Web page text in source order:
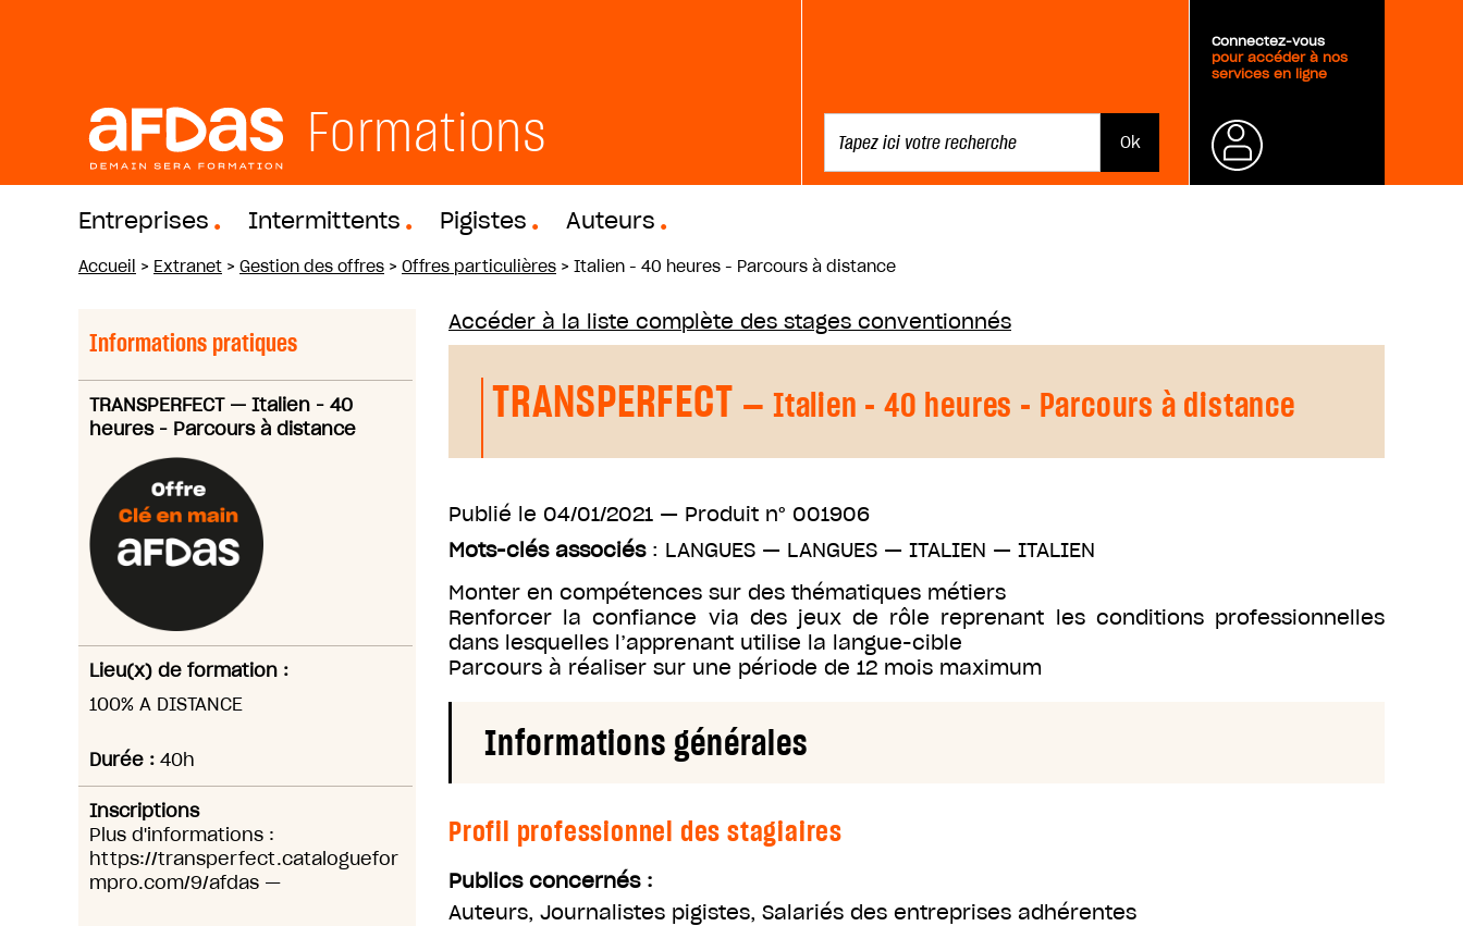
Formations
Connectez-vous
pour accéder à nos
services en ligne
Entreprises Intermittents Pigistes Auteurs
Accueil > Extranet > Gestion des offres > Offres particulières > Italien - 40 heures - Parcours à distance
Informations pratiques
TRANSPERFECT— Italien - 40
heures - Parcours à distance
Lieu(x) de formation :
100% A DISTANCE
Durée : 40h
Inscriptions
Plus d'informations :
https://transperfect.cataloguefor
mpro.com/9/afdas —
Accéder à la liste complète des stages conventionnés
TRANSPERFECT — Italien - 40 heures - Parcours à distance
Publié le 04/01/2021 — Produit n° 001906
Mots-clés associés: LANGUES — LANGUES — ITALIEN — ITALIEN
Monter en compétences sur des thématiques métiers
Renforcer la confiance via des jeux de rôle reprenant les conditions professionnelles
dans lesquelles l’apprenant utilise la langue-cible
Parcours à réaliser sur une période de 12 mois maximum
Informations générales
Profil professionnel des stagiaires
Publics concernés :
Auteurs, Journalistes pigistes, Salariés des entreprises adhérentes